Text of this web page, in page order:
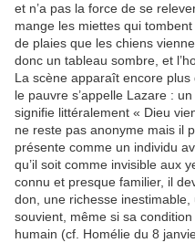
et n’a pas la force de se
mange les miettes qui
de plaies que les chiens
donc un tableau sombre, et
La scène apparaît encore plus
le pauvre s’appelle Lazare :
signifie littéralement « Dieu
ne reste pas anonyme mais il
présente comme un individu
qu’il soit comme invisible aux
connu et presque familier, il
don, une richesse
souvient, même si sa
humain (cf. Homélie du 8